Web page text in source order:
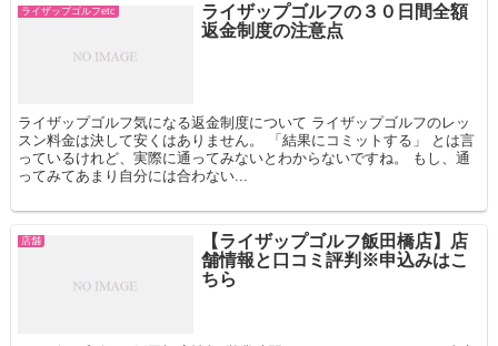
ライザップゴルフetc
ライザップゴルフの３０日間全額
返金制度の注意点
ライザップゴルフ気になる返金制度について ライザップゴルフのレッ
スン料金は決して安くはありません。 「結果にコミットする」 とは言
っているけれど、実際に通ってみないとわからないですね。 もし、通
ってみてあまり自分には合わない...
店舗
【ライザップゴルフ飯田橋店】店
舗情報と口コミ評判※申込みはこ
ちら